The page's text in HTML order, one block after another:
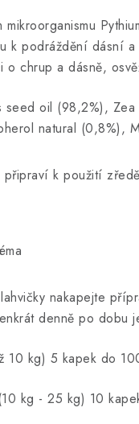
k podráždění dásní
o chrup a dásně,
seed oil (98,2%), Zea
natural (0,8%),
k použití
lahvičky nakapejte
denně po dobu
10 kg) 5 kapek do
kg - 25 kg) 10